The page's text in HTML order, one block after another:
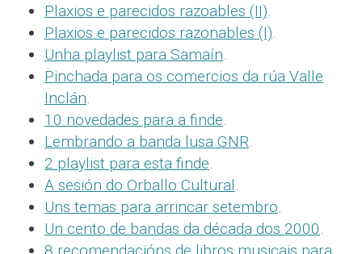
Plaxios e parecidos razoables (II).
Plaxios e parecidos razonables (I).
Unha playlist para Samaín.
Pinchada para os comercios da rúa Valle
Inclán.
10 novedades para a finde.
Lembrando a banda lusa GNR.
2 playlist para esta finde.
A sesión do Orballo Cultural.
Uns temas para arrincar setembro.
Un cento de bandas da década dos 2000.